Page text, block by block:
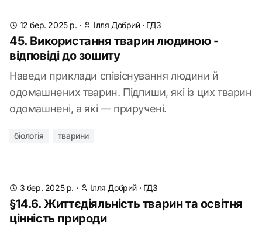
12 бер. 2025 р. · Ілля Добрий· ГДЗ
45. Використання тварин людиною -
відповіді до зошиту
Наведи приклади співіснування людини й
одомашнених тварин. Підпиши, які із цих тварин
одомашнені, а які — приручені.
біологія тварини
3 бер. 2025 р. · Ілля Добрий · ГДЗ
§14.6. Життєдіяльність тварин та освітня
цінність природи